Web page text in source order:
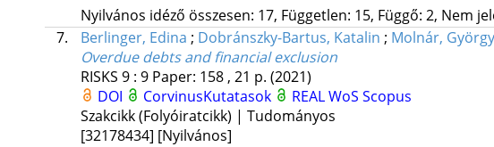
Nyilvános idéző összesen: 17, Független: 15, Függő: 2, Nem
7.
Berlinger, Edina ; Dobránszky-Bartus, Katalin ; Molnár, György
Overdue debts and financial exclusion
RISKS 9: 9 Paper: 158 , 21 p. (2021)
DOI
CorvinusKutatasok REALWoS Scopus
Szakcikk (Folyóiratcikk) | Tudományos
[32178434] [Nyilvános]